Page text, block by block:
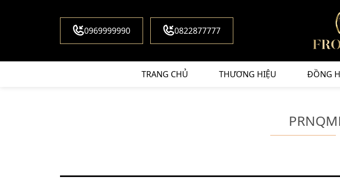
0969999990 0822877777
TRANG CHỦ THƯƠNG HIỆU ĐỒNG